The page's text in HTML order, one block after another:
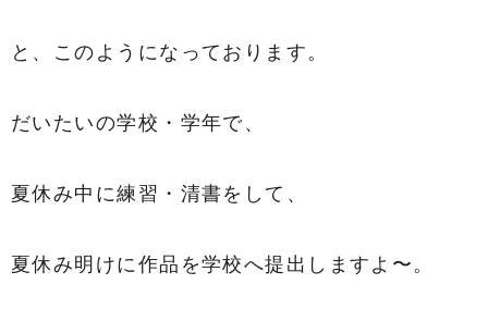
と、このようになっております。
だいたいの学校・学年で、
夏休み中に練習・清書をして、
夏休み明けに作品を学校へ提出しますよ〜。